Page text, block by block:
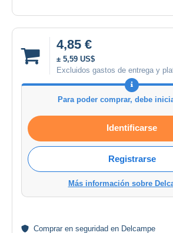
4,85 €
± 5,59 US$
Excluidos gastos de entrega y
Para poder comprar, debe
Identificarse
Registrarse
Más información sobre
Comprar en seguridad en Delcampe